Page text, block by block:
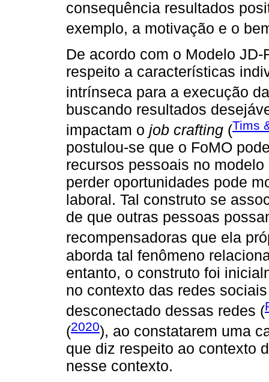
consequência resultados
exemplo, a motivação e o
De acordo com o Modelo
respeito a características
intrínseca para a execução
buscando resultados
impactam o job crafting (Tims
postulou-se que o FoMO
recursos pessoais no
perder oportunidades pode
laboral. Tal construto se
de que outras pessoas
recompensadoras que ela
aborda tal fenômeno
entanto, o construto foi
no contexto das redes
desconectado dessas redes (
(2020), ao constatarem uma
que diz respeito ao contexto
nesse contexto.